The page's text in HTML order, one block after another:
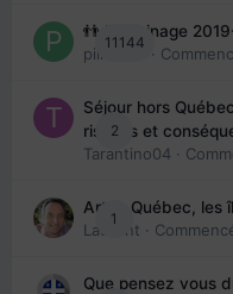
11144
👬 Parrainage
piinoush ·
2
Séjour hors
risques et
Tarantino04 ·
1
Arte : Québec, les
Laurent ·
Que pensez vous